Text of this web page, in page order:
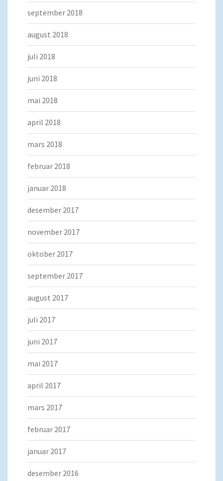
september 2018
august 2018
juli 2018
juni 2018
mai 2018
april 2018
mars 2018
februar 2018
januar 2018
desember 2017
november 2017
oktober 2017
september 2017
august 2017
juli 2017
juni 2017
mai 2017
april 2017
mars 2017
februar 2017
januar 2017
desember 2016